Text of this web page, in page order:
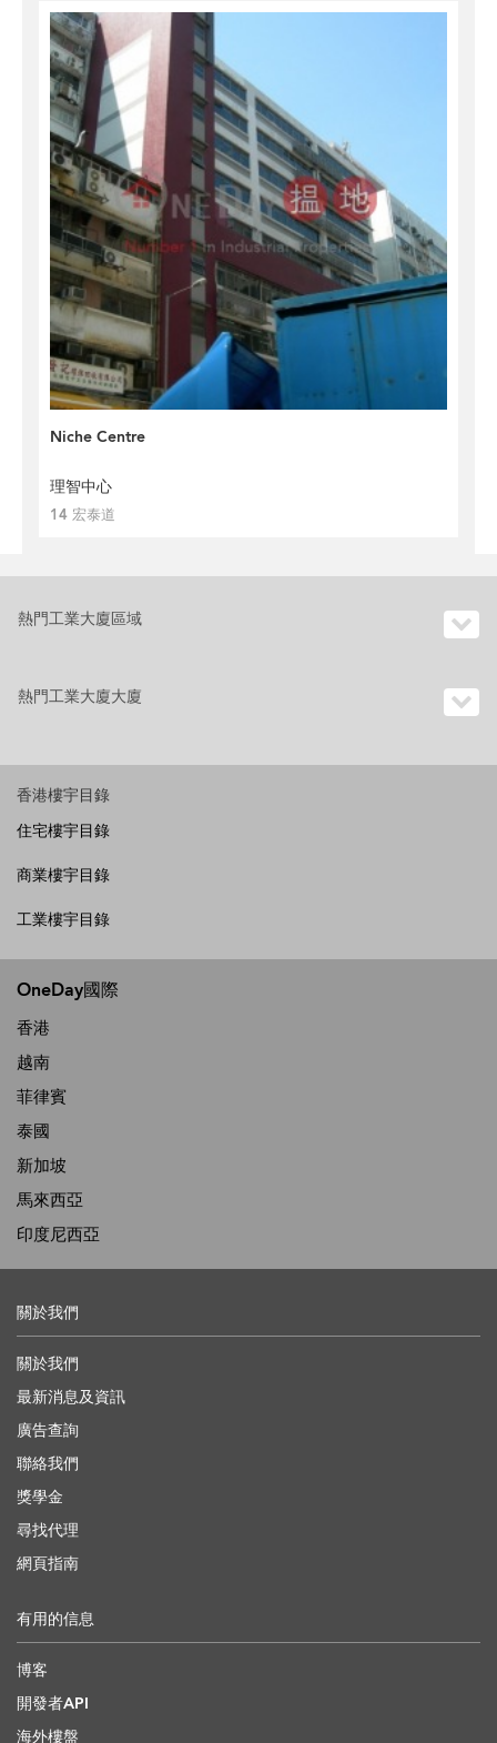
Niche Centre
理智中心
14 宏泰道
熱門工業大廈區域
熱門工業大廈大廈
香港樓宇目錄
住宅樓宇目錄
商業樓宇目錄
工業樓宇目錄
OneDay國際
香港
越南
菲律賓
泰國
新加坡
馬來西亞
印度尼西亞
關於我們
關於我們
最新消息及資訊
廣告查詢
聯絡我們
獎學金
尋找代理
網頁指南
有用的信息
博客
開發者API
海外樓盤